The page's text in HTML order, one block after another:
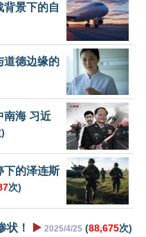
背景下的自
道德边缘的
南海 习近
下的泽连斯
次)
状！ ▶️ 2025/4/25 (88,675次)